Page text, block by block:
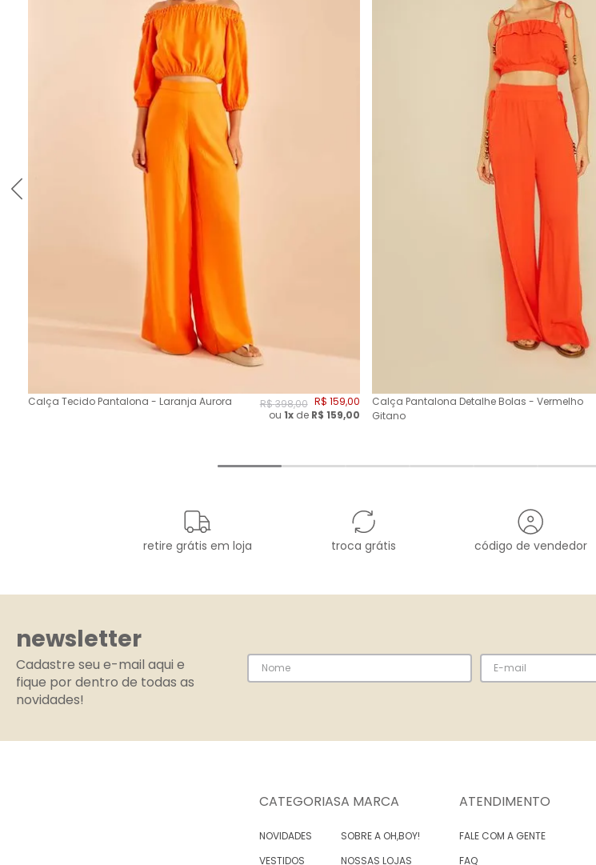
Calça Tecido Pantalona - Laranja Aurora R$398,00 R$ 159,00
ou 1xde R$ 159,00
Calça Pantalona Detalhe Bolas - Vermelho
Gitano
retire grátis em loja troca grátis código de vendedor
newsletter
Cadastre seu e-mail aqui e
fique por dentro de todas as
novidades!
CATEGORIAS
NOVIDADES
VESTIDOS
A MARCA
SOBRE A OH,BOY!
NOSSAS LOJAS
ATENDIMENTO
FALE COM A GENTE
FAQ